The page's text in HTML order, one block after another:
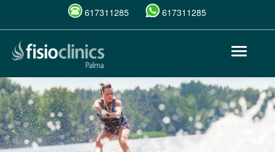
Pasar
contenido
principal
617311285 617311285
Toggle